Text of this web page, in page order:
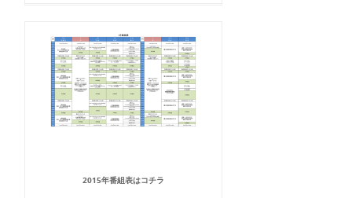
2015年番組表はコチラ